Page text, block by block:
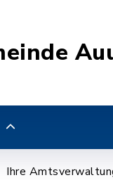
Ihre